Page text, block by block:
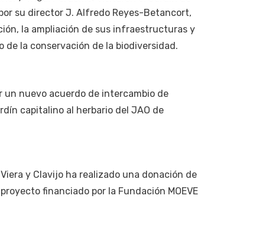
su director J. Alfredo Reyes-Betancort,
la ampliación de sus infraestructuras y
la conservación de la biodiversidad.
nuevo acuerdo de intercambio de
capitalino al herbario del JAO de
y Clavijo ha realizado una donación de
financiado por la Fundación MOEVE